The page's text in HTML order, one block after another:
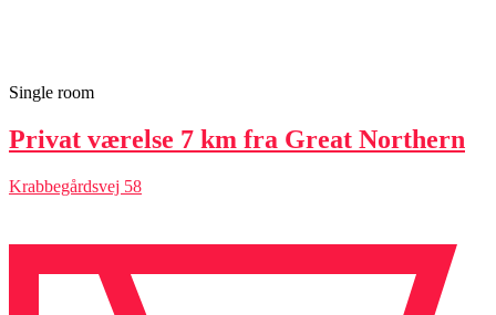
Single room
Privat værelse 7 km fra Great Northern
Krabbegårdsvej 58